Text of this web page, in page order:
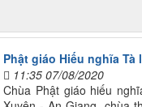
Phật giáo Hiếu nghĩa Tà
11:35 07/08/2020
Chùa Phật giáo hiếu